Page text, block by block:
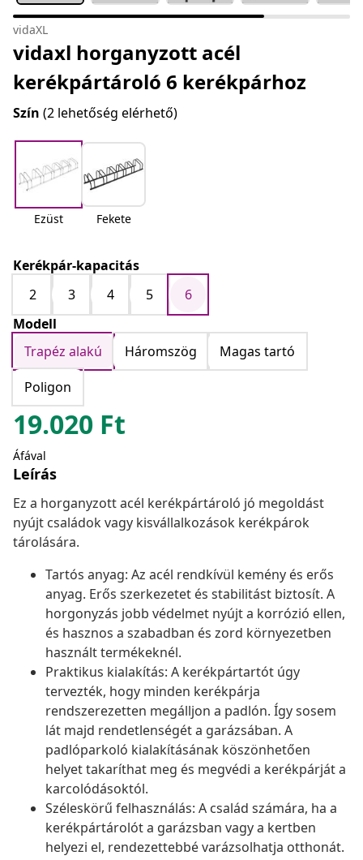
vidaXL
vidaxl horganyzott acél
kerékpártároló 6 kerékpárhoz
Szín (2 lehetőség elérhető)
Ezüst Fekete
Kerékpár-kapacitás
2
3 4 5
6
Modell
Trapéz alakú
Háromszög
Magas tartó
Poligon
19.020 Ft
Áfával
Leírás
Ez a horganyzott acél kerékpártároló jó megoldást
nyújt családok vagy kisvállalkozások kerékpárok
tárolására.
Tartós anyag: Az acél rendkívül kemény és erős
anyag. Erős szerkezetet és stabilitást biztosít. A
horgonyzás jobb védelmet nyújt a korrózió ellen,
és hasznos a szabadban és zord környezetben
használt termékeknél.
Praktikus kialakítás: A kerékpártartót úgy
tervezték, hogy minden kerékpárja
rendszerezetten megálljon a padlón. Így sosem
lát majd rendetlenségét a garázsában. A
padlóparkoló kialakításának köszönhetően
helyet takaríthat meg és megvédi a kerékpárját a
karcolódásoktól.
Széleskörű felhasználás: A család számára, ha a
kerékpártárolót a garázsban vagy a kertben
helyezi el, rendezettebbé varázsolhatja otthonát.